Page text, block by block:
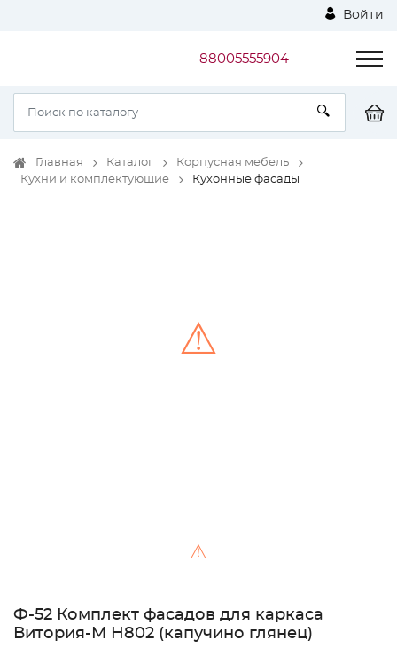
Войти
88005555904
Главная Каталог
Корпусная мебель
Кухни и комплектующие
Кухонные фасады
⚠
⚠
Ф-52 Комплект фасадов для каркаса
Витория-М Н802 (капучино глянец)